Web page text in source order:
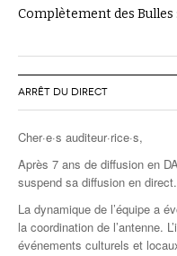
Complètement des Bulles
ARRÊT DU DIRECT
Cher·e·s auditeur·rice·s,
Après 7 ans de diffusion en
suspend sa diffusion en direct.
La dynamique de l’équipe a
la coordination de l’antenne.
événements culturels et